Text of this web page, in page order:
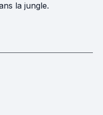
la jungle.